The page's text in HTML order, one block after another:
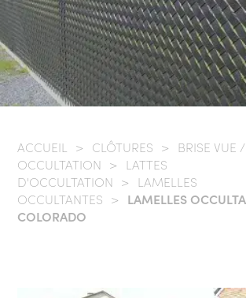
ACCUEIL / CLÔTURES / BRISE VUE /
OCCULTATION
/ LATTES
D'OCCULTATION
/ LAMELLES
OCCULTANTES
/ LAMELLES
COLORADO